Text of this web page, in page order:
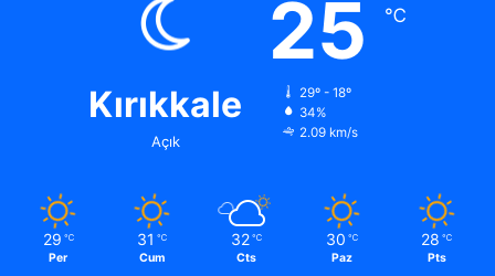
Kırıkkale
Açık
25 ℃
29º - 18º
34%
2.09 km/s
29 ℃
Per
31 ℃
Cum
32 ℃
Cts
30 ℃
Paz
28 ℃
Pts